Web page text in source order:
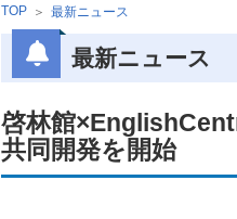
TOP 最新ニュース
最新ニュース
啓林館
共同開発を開始